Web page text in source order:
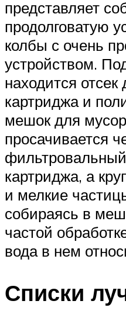
представляет
продолговатую
колбы с очень
устройством.
находится отсек
картриджа и
мешок для
просачивается
картриджа, а
и мелкие
собираясь в
частой
вода в нем
Списки